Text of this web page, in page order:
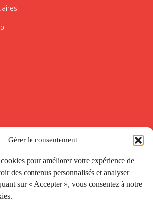
Gérer le consentement
pour améliorer votre expérience de
des contenus personnalisés et analyser
sur « Accepter », vous consentez à notre
de vente
Côté Courrier